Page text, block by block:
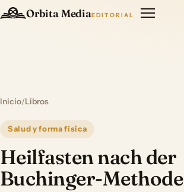
Orbita MediaEDITORIAL
Inicio/Libros
Salud y forma física
Heilfasten nach der
Buchinger-Methode